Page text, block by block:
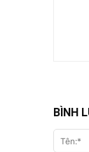
BÌNH